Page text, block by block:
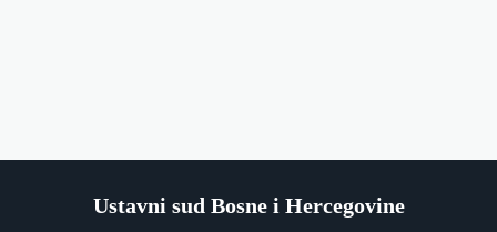
Ustavni sud Bosne i Hercegovine